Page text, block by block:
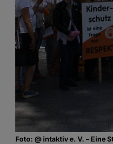
Foto: @ intaktiv e. V. – Eine